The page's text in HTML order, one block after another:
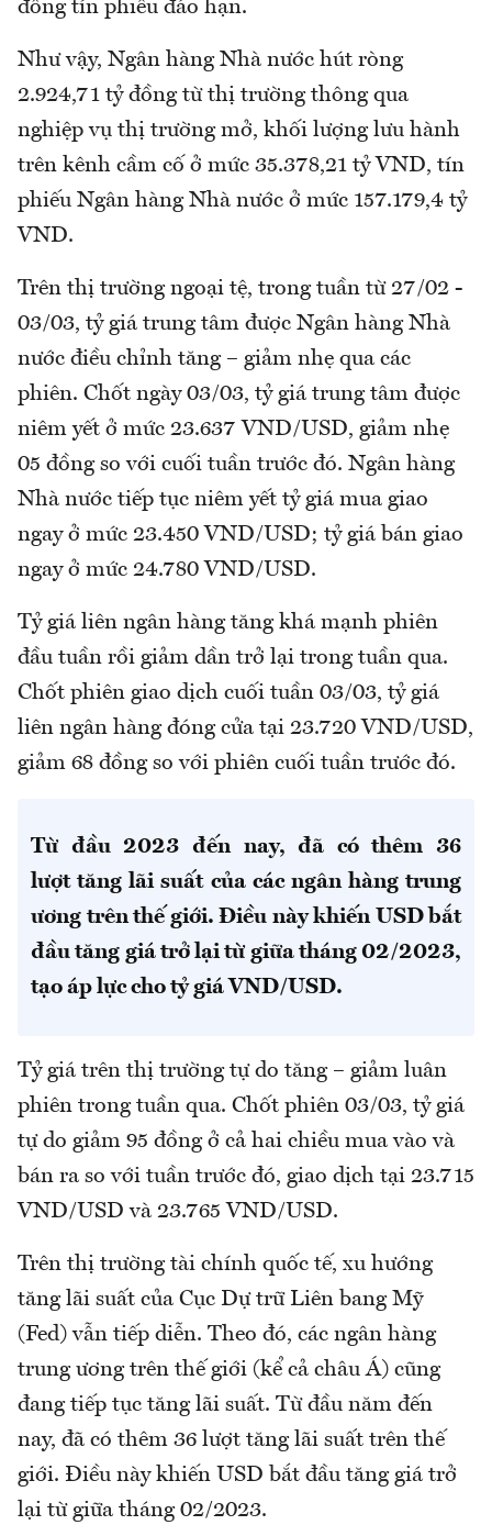
đồng tín phiếu đáo hạn.
Như vậy, Ngân hàng Nhà nước hút ròng
2.924,71 tỷ đồng từ thị trường thông qua
nghiệp vụ thị trường mở, khối lượng lưu hành
trên kênh cầm cố ở mức 35.378,21 tỷ VND, tín
phiếu Ngân hàng Nhà nước ở mức 157.179,4 tỷ
VND.
Trên thị trường ngoại tệ, trong tuần từ 27/02 -
03/03, tỷ giá trung tâm được Ngân hàng Nhà
nước điều chỉnh tăng – giảm nhẹ qua các
phiên. Chốt ngày 03/03, tỷ giá trung tâm được
niêm yết ở mức 23.637 VND/USD, giảm nhẹ
05 đồng so với cuối tuần trước đó. Ngân hàng
Nhà nước tiếp tục niêm yết tỷ giá mua giao
ngay ở mức 23.450 VND/USD; tỷ giá bán giao
ngay ở mức 24.780 VND/USD.
Tỷ giá liên ngân hàng tăng khá mạnh phiên
đầu tuần rồi giảm dần trở lại trong tuần qua.
Chốt phiên giao dịch cuối tuần 03/03, tỷ giá
liên ngân hàng đóng cửa tại 23.720 VND/USD,
giảm 68 đồng so với phiên cuối tuần trước đó.
Từ đầu 2023 đến nay, đã có thêm 36
lượt tăng lãi suất của các ngân hàng trung
ương trên thế giới. Điều này khiến USD bắt
đầu tăng giá trở lại từ giữa tháng 02/2023,
tạo áp lực cho tỷ giá VND/USD.
Tỷ giá trên thị trường tự do tăng – giảm luân
phiên trong tuần qua. Chốt phiên 03/03, tỷ giá
tự do giảm 95 đồng ở cả hai chiều mua vào và
bán ra so với tuần trước đó, giao dịch tại 23.715
VND/USD và 23.765 VND/USD.
Trên thị trường tài chính quốc tế, xu hướng
tăng lãi suất của Cục Dự trữ Liên bang Mỹ
(Fed) vẫn tiếp diễn. Theo đó, các ngân hàng
trung ương trên thế giới (kể cả châu Á) cũng
đang tiếp tục tăng lãi suất. Từ đầu năm đến
nay, đã có thêm 36 lượt tăng lãi suất trên thế
giới. Điều này khiến USD bắt đầu tăng giá trở
lại từ giữa tháng 02/2023.